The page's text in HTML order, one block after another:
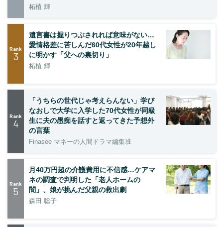
柘植 輝
Rank
3
遺言書は握りつぶされれば意味がない…
愛情格差に苦しんだ60代女性が20年越し
に明かす「父への裏切り」
柘植 輝
Rank
4
「うちらの世代じゃ考えらんない」学び
なおしで大学に入学した70代女性が同級
生に夫の愚痴を話すと返ってきた予想外
の言葉
Finasee マネーの人間ドラマ編集班
Rank
5
月40万円超の介護費用に不信感…ケアマ
ネの調査で判明した「老人ホームの
闇」、娘が挑んだ父親の救出劇
森田 聡子